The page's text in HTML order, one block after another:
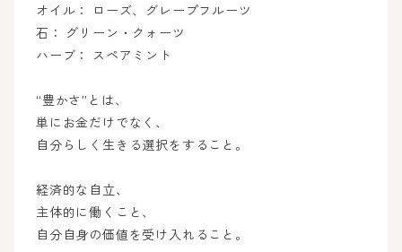
オイル： ローズ、グレープフルーツ
石： グリーン・クォーツ
ハーブ： スペアミント
“豊かさ”とは、
単にお金だけでなく、
自分らしく生きる選択をすること。
経済的な自立、
主体的に働くこと、
自分自身の価値を受け入れること。